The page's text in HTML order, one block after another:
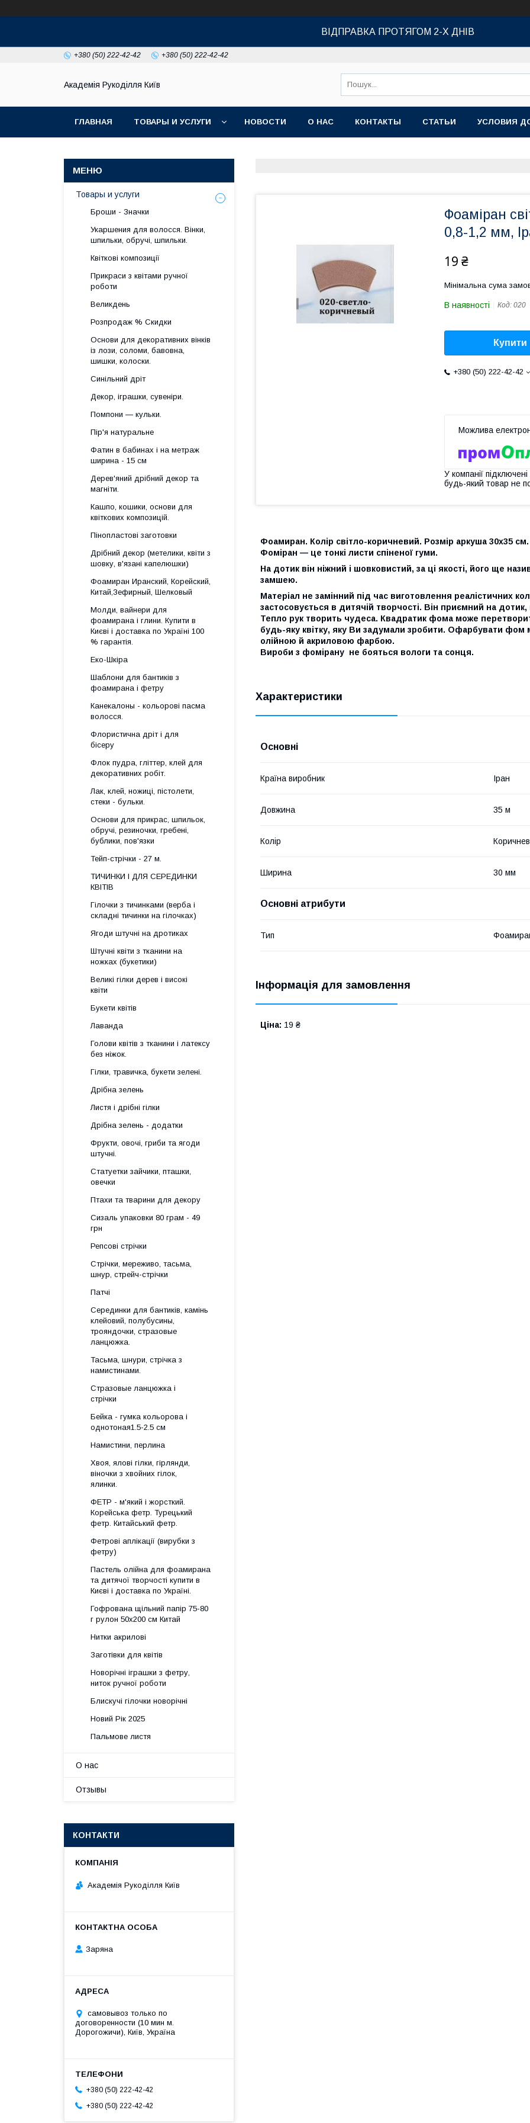
ВІДПРАВКА ПРОТЯГОМ 2-Х ДНІВ
+380 (50) 222-42-42 +380 (50) 222-42-42
Академія Рукоділля Київ
ГЛАВНАЯ ТОВАРЫ И УСЛУГИ НОВОСТИ О НАС КОНТАКТЫ СТАТЬИ УСЛОВИЯ
Фоаміран
0,8-1,2 мм,
19 ₴
Мінімальна сума
В наявності Код: 020
Купити
+380 (50) 222-42-42
У компанії
будь-який товар не
Фоамиран. Колір світло-коричневий. Розмір аркуша 30х35
Фоміран — це тонкі листи спіненої гуми.
На дотик він ніжний і шовковистий, за ці якості, його ще
замшею.
Матеріал не замінний під час виготовлення реалістичних
застосовується в дитячій творчості. Він приємний на
Тепло рук творить чудеса. Квадратик фома може
будь-яку квітку, яку Ви задумали зробити. Офарбувати
олійною й акриловою фарбою.
Вироби з фомірану не бояться вологи та сонця.
Характеристики
Основні
Країна виробник Іран
Довжина 35 м
Колір
Ширина 30 мм
Основні атрибути
Тип
Інформація для замовлення
Ціна: 19 ₴
Товары и услуги
Броши - Значки
Укаршения для волосся. Вінки,
шпильки, обручі, шпильки.
Квіткові композиції
Прикраси з квітами ручної
роботи
Великдень
Розпродаж % Скидки
Основи для декоративних вінків
із лози, соломи, бавовна,
шишки, колоски.
Синільний дріт
Декор, іграшки, сувеніри.
Помпони — кульки.
Пір'я натуральне
Фатин в бабинах і на метраж
ширина - 15 см
Дерев'яний дрібний декор та
магніти.
Кашпо, кошики, основи для
квіткових композицій.
Пінопластові заготовки
Дрібний декор (метелики, квіти з
шовку, в'язані капелюшки)
Фоамиран Иранский, Корейский,
Китай,Зефирный, Шелковый
Молди, вайнери для
фоамирана і глини. Купити в
Києві і доставка по Україні 100
% гарантія.
Еко-Шкіра
Шаблони для бантиків з
фоамирана і фетру
Канекалоны - кольорові пасма
волосся.
Флористична дріт і для
бісеру
Флок пудра, гліттер, клей для
декоративних робіт.
Лак, клей, ножиці, пістолети,
стеки - бульки.
Основи для прикрас, шпильок,
обручі, резиночки, гребені,
бублики, пов'язки
Тейп-стрічки - 27 м.
ТИЧИНКИ І ДЛЯ СЕРЕДИНКИ
КВІТІВ
Гілочки з тичинками (верба і
складні тичинки на гілочках)
Ягоди штучні на дротиках
Штучні квіти з тканини на
ножках (букетики)
Великі гілки дерев і високі
квіти
Букети квітів
Лаванда
Голови квітів з тканини і латексу
без ніжок.
Гілки, травичка, букети зелені.
Дрібна зелень
Листя і дрібні гілки
Дрібна зелень - додатки
Фрукти, овочі, гриби та ягоди
штучні.
Статуетки зайчики, пташки,
овечки
Птахи та тварини для декору
Сизаль упаковки 80 грам - 49
грн
Репсові стрічки
Стрічки, мереживо, тасьма,
шнур, стрейч-стрічки
Патчі
Серединки для бантиків, камінь
клейовий, полубусины,
трояндочки, стразовые
ланцюжка.
Тасьма, шнури, стрічка з
намистинами.
Стразовые ланцюжка і
стрічки
Бейка - гумка кольорова і
однотоная1.5-2.5 см
Намистини, перлина
Хвоя, ялові гілки, гірлянди,
віночки з хвойних гілок,
ялинки.
ФЕТР - м'який і жорсткий.
Корейська фетр. Турецький
фетр. Китайський фетр.
Фетрові аплікації (вирубки з
фетру)
Пастель олійна для фоамирана
та дитячої творчості купити в
Києві і доставка по Україні.
Гофрована щільний папір 75-80
г рулон 50х200 см Китай
Нитки акрилові
Заготівки для квітів
Новорічні іграшки з фетру,
ниток ручної роботи
Блискучі гілочки новорічні
Новий Рік 2025
Пальмове листя
О нас
Отзывы
КОНТАКТИ
Академія Рукоділля Київ
Заряна
самовывоз только по
договоренности (10 мин м.
Дорогожичи), Київ, Україна
+380 (50) 222-42-42
+380 (50) 222-42-42